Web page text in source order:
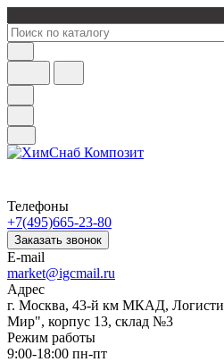
Телефоны
+7(495)665-23-80
Заказать звонок
E-mail
market@igcmail.ru
Адрес
г. Москва, 43-й км МКАД,
Мир", корпус 13, склад №3
Режим работы
9:00-18:00 пн-пт